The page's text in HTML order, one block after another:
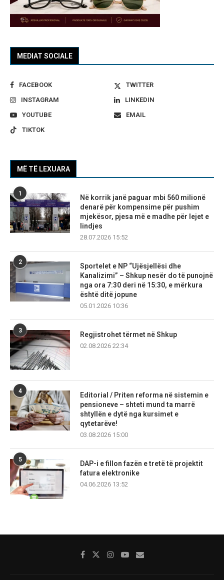
MEDIAT SOCIALE
FACEBOOK
TWITTER
INSTAGRAM
LINKEDIN
YOUTUBE
EMAIL
TIKTOK
MË TË LEXUARA
1
Në korrik janë paguar mbi 560 milionë
denarë për kompensime për pushim
mjekësor, pjesa më e madhe për lejet e
lindjes
28.07.2026 15:52
2
Sportelet e NP “Ujësjellësi dhe
Kanalizimi” – Shkup nesër do të punojnë
nga ora 7:30 deri në 15:30, e mërkura
është ditë jopune
05.01.2026 10:36
3
Regjistrohet tërmet në Shkup
02.08.2026 22:34
4
Editorial / Priten reforma në sistemin e
pensioneve – shteti mund ta marrë
shtyllën e dytë nga kursimet e
qytetarëve!
03.08.2026 15:00
5
DAP-i e fillon fazën e tretë të projektit
fatura elektronike
04.06.2026 13:52